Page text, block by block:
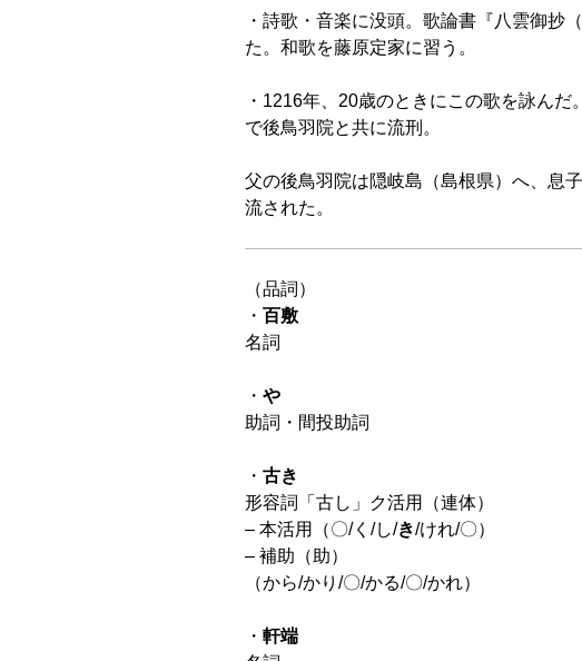
・詩歌・音楽に没頭。歌論書『八雲御抄
た。和歌を藤原定家に習う。
・1216年、20歳のときにこの歌を詠んだ
で後鳥羽院と共に流刑。
父の後鳥羽院は隠岐島（島根県）へ、息
流された。
（品詞）
・ 百敷
名詞
・ や
助詞・間投助詞
・ 古き
形容詞「古し」ク活用（連体）
– 本活用（〇/く/し/き/けれ/〇）
– 補助（助）
（から/かり/〇/かる/〇/かれ）
・ 軒端